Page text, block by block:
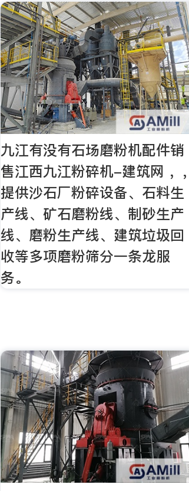
九江有没有石场磨粉机配件销
售江西九江粉碎机-建筑网 ，,
提供沙石厂粉碎设备、石料生
产线、矿石磨粉线、制砂生产
线、磨粉生产线、建筑垃圾回
收等多项磨粉筛分一条龙服
务。